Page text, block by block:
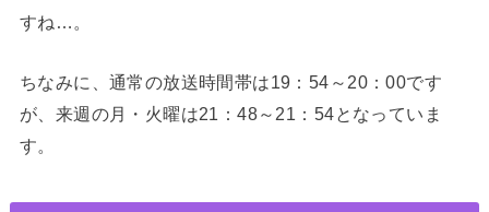
すね…。
ちなみに、通常の放送時間帯は19：54～20：00です
が、来週の月・火曜は21：48～21：54となっていま
す。